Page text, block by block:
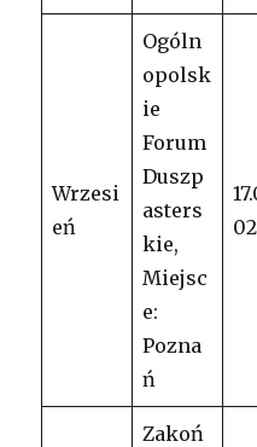
Wrzesi
eń
Ogóln
opolsk
ie
Forum
Duszp
asters
kie,
Miejsc
e:
Pozna
ń
Zakoń